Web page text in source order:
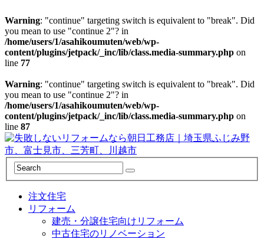
Warning: "continue" targeting switch is equivalent to "break". Did
you mean to use "continue 2"? in
/home/users/1/asahikoumuten/web/wp-
content/plugins/jetpack/_inc/lib/class.media-summary.php on
line 77
Warning: "continue" targeting switch is equivalent to "break". Did
you mean to use "continue 2"? in
/home/users/1/asahikoumuten/web/wp-
content/plugins/jetpack/_inc/lib/class.media-summary.php on
line 87
注文住宅
リフォーム
建売・分譲住宅向けリフォーム
中古住宅のリノベーション